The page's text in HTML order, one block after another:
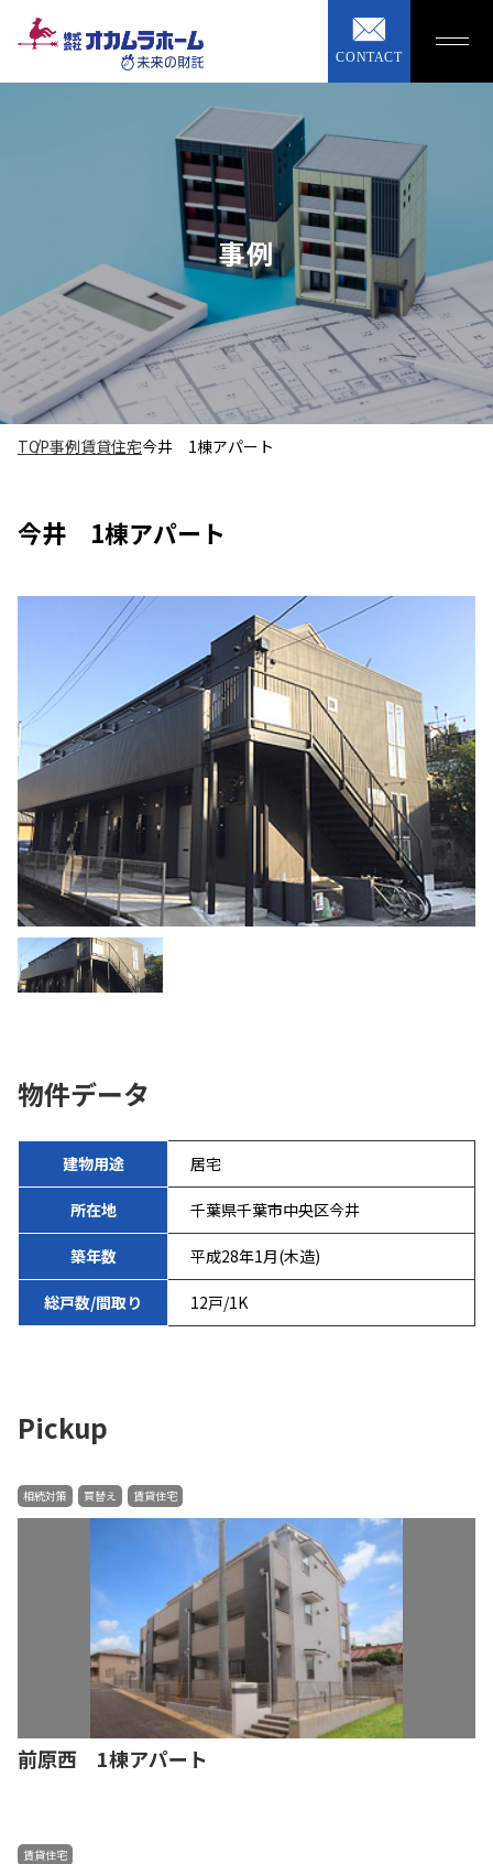
CONTACT
事例
TOP事例賃貸住宅今井 1棟アパート
今井 1棟アパート
物件データ
建物用途 居宅
所在地 千葉県千葉市中央区今井
築年数 平成28年1月(木造)
総戸数/間取り 12戸/1K
Pickup
相続対策 買替え 賃貸住宅
前原西 1棟アパート
賃貸住宅